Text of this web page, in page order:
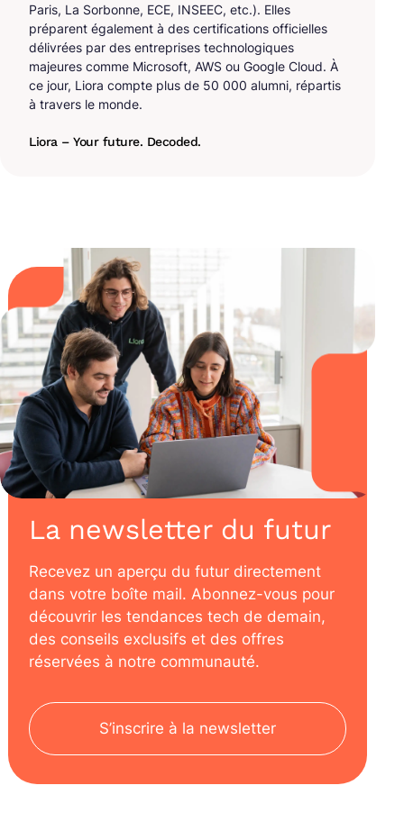
Paris, La Sorbonne, ECE, INSEEC, etc.). Elles
préparent également à des certifications officielles
délivrées par des entreprises technologiques
majeures comme Microsoft, AWS ou Google Cloud. À
ce jour, Liora compte plus de 50 000 alumni, répartis
à travers le monde.
Liora – Your future. Decoded.
La newsletter du futur
Recevez un aperçu du futur directement
dans votre boîte mail. Abonnez-vous pour
découvrir les tendances tech de demain,
des conseils exclusifs et des offres
réservées à notre communauté.
S’inscrire à la newsletter